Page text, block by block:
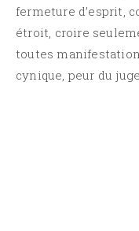
fermeture d’esprit,
étroit, croire
toutes
cynique, peur du